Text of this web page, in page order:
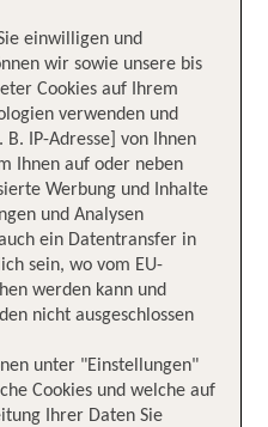
einwilligen und
wir sowie unsere bis
Cookies auf Ihrem
verwenden und
B. IP-Adresse] von Ihnen
Ihnen auf oder neben
Werbung und Inhalte
und Analysen
ein Datentransfer in
sein, wo vom EU-
werden kann und
nicht ausgeschlossen
unter "Einstellungen"
Cookies und welche auf
Ihrer Daten Sie